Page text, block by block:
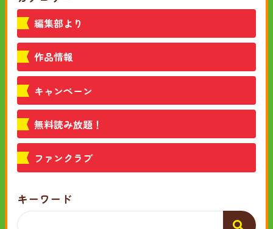
編集部より
作品情報
キャンペーン
無料読み放題！
ファンクラブ
キーワード